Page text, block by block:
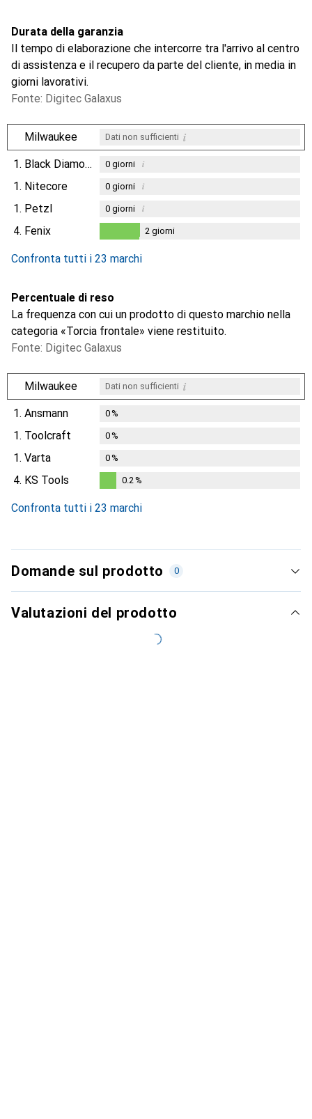
Durata della garanzia
Il tempo di elaborazione che intercorre tra l'arrivo al centro
di assistenza e il recupero da parte del cliente, in media in
giorni lavorativi.
Fonte: Digitec Galaxus
Milwaukee Dati non sufficienti i
1. Black Diamond 0giorni i
1. Nitecore 0giorni i
1. Petzl 0giorni i
4. Fenix 2 giorni
Confronta tutti i 23 marchi
Percentuale di reso
La frequenza con cui un prodotto di questo marchio nella
categoria «Torcia frontale» viene restituito.
Fonte: Digitec Galaxus
Milwaukee Dati non sufficienti i
1. Ansmann 0%
1. Toolcraft 0%
1. Varta 0%
4. KS Tools 0.2 %
Confronta tutti i 23 marchi
Domande sul prodotto 0
Valutazioni del prodotto